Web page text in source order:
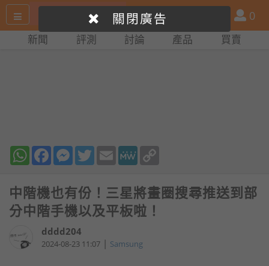
尋
產
品
比
會
員
0
新聞 評測 討論 產品 買賣
WhatsAppFacebookMessenger
TwitterEmail MeWe
中階機也有份！三星將畫圈搜尋推送到部
分中階手機以及平板啦！
dddd204
2024-08-23 11:07 | Samsung
關閉廣告